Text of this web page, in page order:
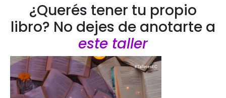
¿Querés tener tu propio
libro? No dejes de anotarte a
este taller